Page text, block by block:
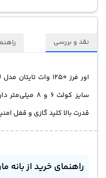
نقد و بررسی
سایز کولت 6 و
قدرت بالا کلید گازی و قفل
راهنمای خرید از بانه